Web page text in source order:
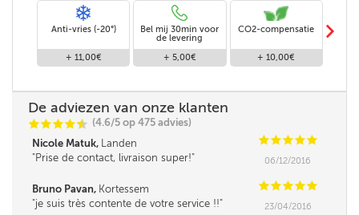
Anti-vries (-20°)
+ 11,00€
Bel mij 30min voor
de levering
+ 5,00€
CO2-compensatie
+ 10,00€
m
De adviezen van onze klanten
CCCCi
@ (4.6/5 op 475 advies)
Nicole Matuk, Landen CCCCC
Prise de contact, livraison super!
06/12/2016
Bruno Pavan, Kortessem CCCCC
je suis très contente de votre service !!
23/04/2016